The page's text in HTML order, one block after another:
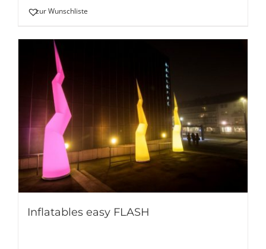
zur Wunschliste
Inflatables easy FLASH